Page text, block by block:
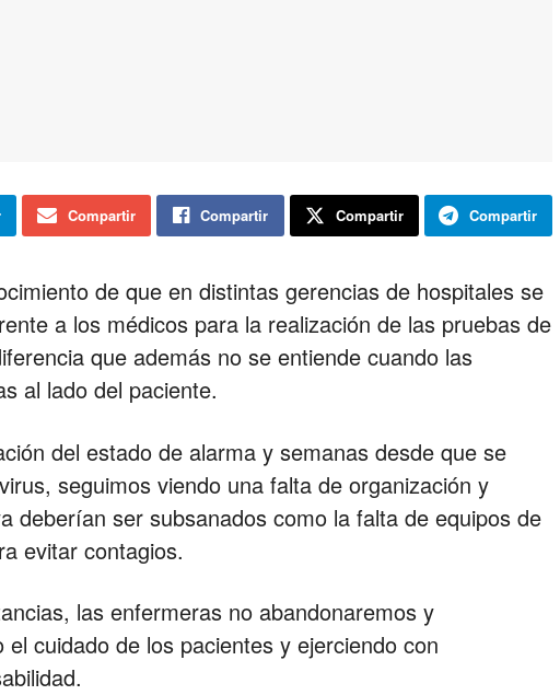
Compartir Compartir Compartir Compartir
de que en distintas gerencias de hospitales se
a los médicos para la realización de las pruebas de
que además no se entiende cuando las
al lado del paciente.
del estado de alarma y semanas desde que se
seguimos viendo una falta de organización y
deberían ser subsanados como la falta de equipos de
evitar contagios.
las enfermeras no abandonaremos y
cuidado de los pacientes y ejerciendo con